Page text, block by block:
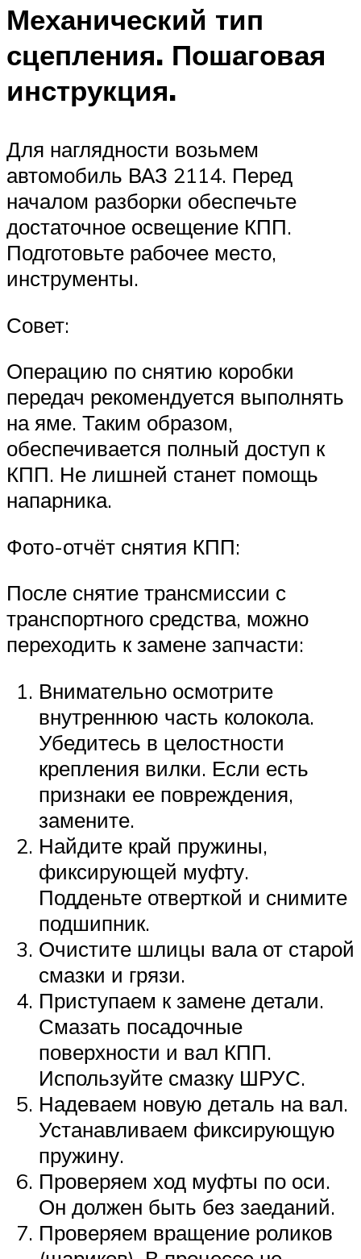
Механический тип
сцепления. Пошаговая
инструкция.
Для наглядности возьмем
автомобиль ВАЗ 2114. Перед
началом разборки обеспечьте
достаточное освещение КПП.
Подготовьте рабочее место,
инструменты.
Совет:
Операцию по снятию коробки
передач рекомендуется выполнять
на яме. Таким образом,
обеспечивается полный доступ к
КПП. Не лишней станет помощь
напарника.
Фото-отчёт снятия КПП:
После снятие трансмиссии с
транспортного средства, можно
переходить к замене запчасти:
Внимательно осмотрите
внутреннюю часть колокола.
Убедитесь в целостности
крепления вилки. Если есть
признаки ее повреждения,
замените.
Найдите край пружины,
фиксирующей муфту.
Подденьте отверткой и снимите
подшипник.
Очистите шлицы вала от старой
смазки и грязи.
Приступаем к замене детали.
Смазать посадочные
поверхности и вал КПП.
Используйте смазку ШРУС.
Надеваем новую деталь на вал.
Устанавливаем фиксирующую
пружину.
Проверяем ход муфты по оси.
Он должен быть без заеданий.
Проверяем вращение роликов